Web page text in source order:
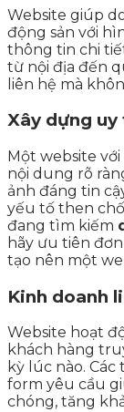
Website giúp
động sản với
thông tin chi
từ nội địa đến
liên hệ mà
Xây dựng
Một website
nội dung rõ
ảnh đáng tin
yếu tố then
đang tìm kiếm
hãy ưu tiên
tạo nên một
Kinh doanh
Website hoạt
khách hàng
kỳ lúc nào.
form yêu cầu
chóng, tăng